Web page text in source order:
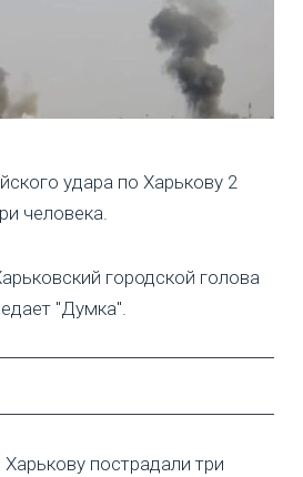
удара по Харькову 2
человека.
городской голова
"Думка".
пострадали три